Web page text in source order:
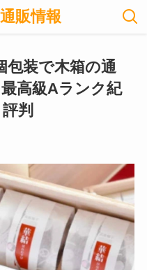
販情報
包装で木箱の通
高級Aランク紀
判